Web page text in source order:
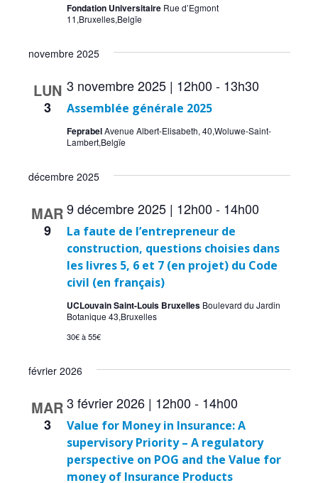
Fondation Universitaire Rue d’Egmont
11,Bruxelles,Belgïe
novembre 2025
LUN
3 Assemblée générale 2025
3 novembre 2025 | 12h00 - 13h30
FeprabelAvenue Albert-Elisabeth, 40,Woluwe-Saint-
Lambert,Belgïe
décembre 2025
MAR
9
La faute de l’entrepreneur de
construction, questions choisies dans
les livres 5, 6 et 7 (en projet) du Code
civil (en français)
9 décembre 2025 | 12h00 - 14h00
UCLouvain Saint-Louis Bruxelles Boulevard du Jardin
Botanique 43,Bruxelles
30€ à 55€
février 2026
MAR
3
Value for Money in Insurance: A
supervisory Priority – A regulatory
perspective on POG and the Value for
money of Insurance Products
3 février 2026 | 12h00 - 14h00